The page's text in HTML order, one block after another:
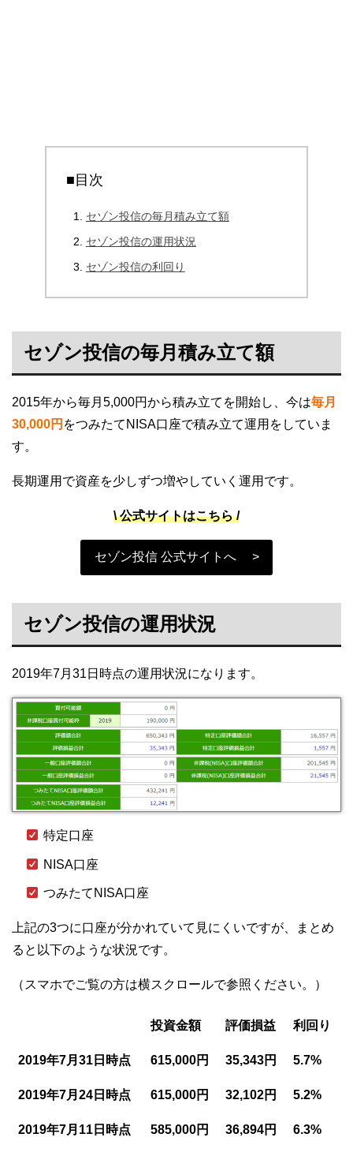
■目次
セゾン投信の毎月積み立て額
セゾン投信の運用状況
セゾン投信の利回り
セゾン投信の毎月積み立て額
2015年から毎月5,000円から積み立てを開始し、今は毎月
30,000円 をつみたてNISA口座で積み立て運用をしていま
す。
長期運用で資産を少しずつ増やしていく運用です。
\ 公式サイトはこちら /
セゾン投信 公式サイトへ >
セゾン投信の運用状況
2019年7月31日時点の運用状況になります。
特定口座
NISA口座
つみたてNISA口座
上記の3つに口座が分かれていて見にくいですが、まとめ
ると以下のような状況です。
（スマホでご覧の方は横スクロールで参照ください。）
投資金額 評価損益 利回り
2019年7月31日時点 615,000円 35,343円 5.7%
2019年7月24日時点 615,000円 32,102円 5.2%
2019年7月11日時点 585,000円 36,894円 6.3%